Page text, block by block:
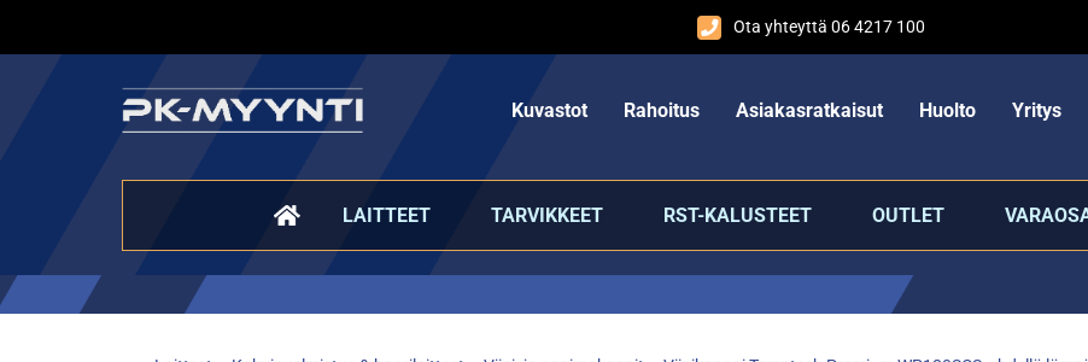
Ota yhteyttä 06 4217 100
Kuvastot Rahoitus Asiakasratkaisut Huolto Yritys
LAITTEET TARVIKKEET RST-KALUSTEET OUTLET